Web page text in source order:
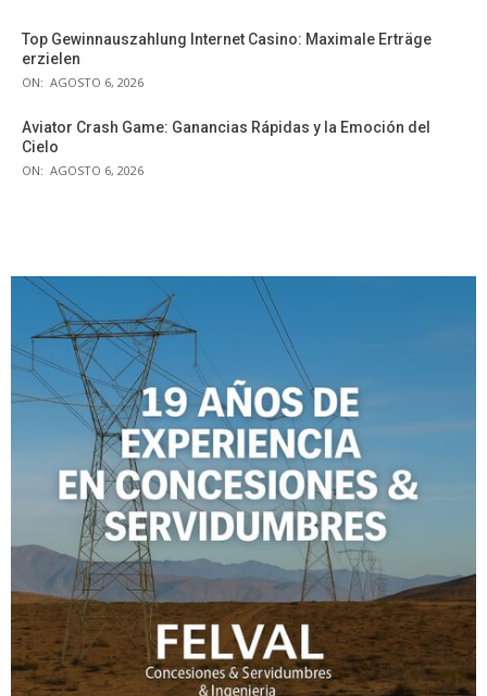
Top Gewinnauszahlung Internet Casino: Maximale Erträge
erzielen
ON: AGOSTO 6, 2026
Aviator Crash Game: Ganancias Rápidas y la Emoción del
Cielo
ON: AGOSTO 6, 2026